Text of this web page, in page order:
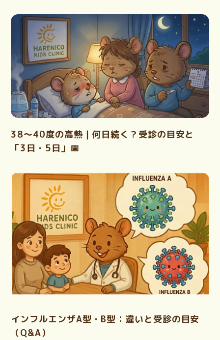
38〜40度の高熱｜何日続く？受診の目安と
「3日・5日」📅
インフルエンザA型・B型：違いと受診の目安
（Q&A）